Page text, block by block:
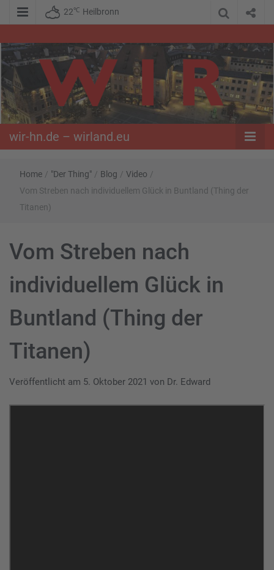
22℃ Heilbronn
wir-hn.de –
wirland.eu
wir-hn.de – wirland.eu
Home / "Der Thing" / Blog / Video /
Vom Streben nach individuellem Glück in Buntland (Thing der
Titanen)
Vom Streben nach
individuellem Glück in
Buntland (Thing der
Titanen)
Veröffentlicht am 5. Oktober 2021 von Dr. Edward